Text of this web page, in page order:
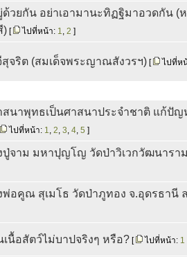
ด้วยกัน อย่าเอามานะทิฏฐิมาอวดกัน (
) [ ไปที่หน้า: 1, 2 ]
สุจริต (สมเด็จพระญาณสังวรฯ) [ ไปที่ห
สนาพุทธเป็นศาสนาประจำชาติ แก้ปัญ
ไปที่หน้า: 1, 2, 3, 4, 5 ]
ปู่จาม มหาปุญโญ วัดป่าวิเวกวัฒนารา
พ่อคูณ สุเมโธ วัดป่าภูทอง จ.อุดรธานี
เนื้อสัตว์ไม่บาปจริงๆ หรือ? [ ไปที่หน้า: 1